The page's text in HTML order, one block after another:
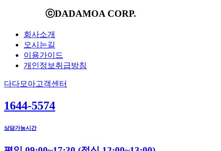
ⓒDADAMOA CORP.
회사소개
오시는길
이용가이드
개인정보취급방침
다다모아고객센터
1644-5574
상담가능시간